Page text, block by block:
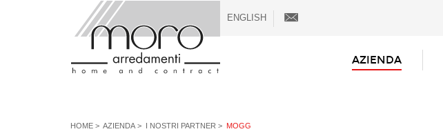
ENGLISH
AZIENDA
HOME > AZIENDA > I NOSTRI PARTNER > MOGG